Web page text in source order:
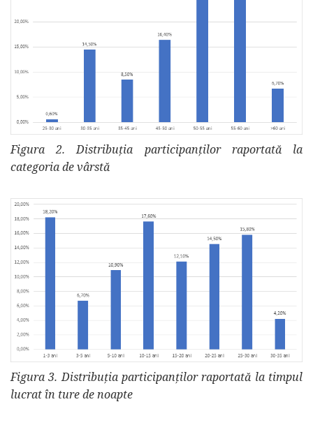
Figura 2. Distribuția participanților raportată la
categoria de vârstă
Figura 3. Distribuția participanților raportată la timpul
lucrat în ture de noapte